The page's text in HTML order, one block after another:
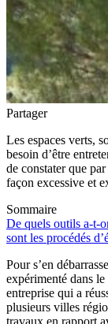
Partager
Les espaces verts,
besoin d’être
de constater que
façon excessive et
Sommaire
De quels outils a-t-
sont les procédés
Pour s’en
expérimenté dans
entreprise qui a
plusieurs villes
travaux en rapport